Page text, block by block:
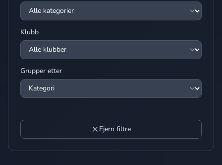
Klubb
Grupper etter
Fjern filtre